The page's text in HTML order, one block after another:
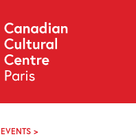
About
Programming
Off-Site
Explore
Archives
EVENTS >